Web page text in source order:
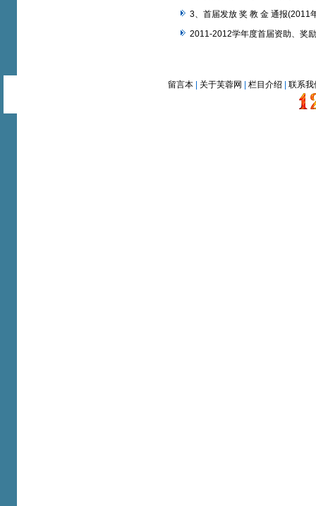
3、首届发放 奖 教 金 通报(2011
2011-2012学年度首届资助、奖
留言本| 关于芙蓉网 栏目介绍 联系我